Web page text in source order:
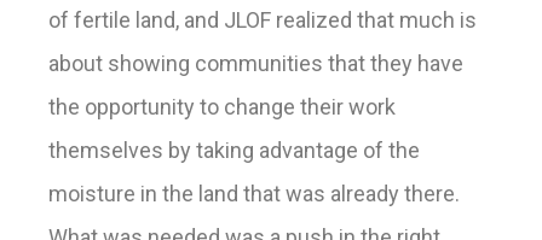
of fertile land, and JLOF realized that much is
about showing communities that they have
the opportunity to change their work
themselves by taking advantage of the
moisture in the land that was already there.